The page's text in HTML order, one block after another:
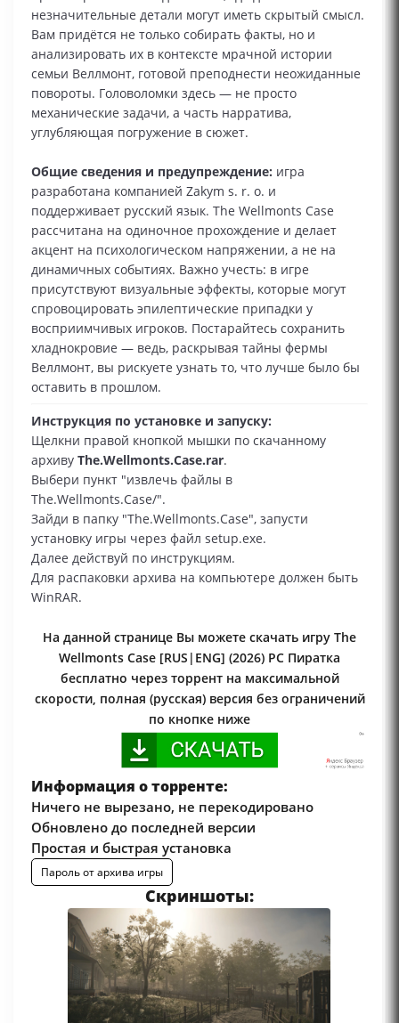
незначительные детали могут иметь скрытый смысл.
Вам придётся не только собирать факты, но и
анализировать их в контексте мрачной истории
семьи Веллмонт, готовой преподнести неожиданные
повороты. Головоломки здесь — не просто
механические задачи, а часть нарратива,
углубляющая погружение в сюжет.
Общие сведения и предупреждение: игра
разработана компанией Zakym s. r. o. и
поддерживает русский язык. The Wellmonts Case
рассчитана на одиночное прохождение и делает
акцент на психологическом напряжении, а не на
динамичных событиях. Важно учесть: в игре
присутствуют визуальные эффекты, которые могут
спровоцировать эпилептические припадки у
восприимчивых игроков. Постарайтесь сохранить
хладнокровие — ведь, раскрывая тайны фермы
Веллмонт, вы рискуете узнать то, что лучше было бы
оставить в прошлом.
Инструкция по установке и запуску:
Щелкни правой кнопкой мышки по скачанному
архиву The.Wellmonts.Case.rar.
Выбери пункт "извлечь файлы в
The.Wellmonts.Case/".
Зайди в папку "The.Wellmonts.Case", запусти
установку игры через файл setup.exe.
Далее действуй по инструкциям.
Для распаковки архива на компьютере должен быть
WinRAR.
На данной странице Вы можете скачать игру The
Wellmonts Case [RUS|ENG] (2026) PC Пиратка
бесплатно через торрент на максимальной
скорости, полная (русская) версия без ограничений
по кнопке ниже
Информация о торренте:
Ничего не вырезано, не перекодировано
Обновлено до последней версии
Простая и быстрая установка
Пароль от архива игры
Скриншоты: